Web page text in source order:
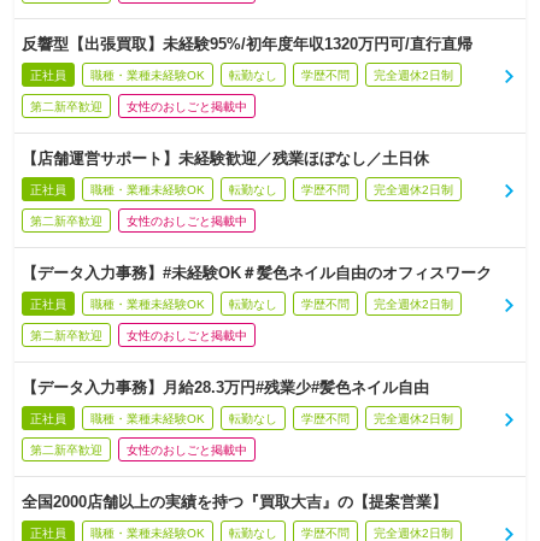
反響型【出張買取】未経験95%/初年度年収1320万円可/直行直帰
正社員 職種・業種未経験OK 転勤なし 学歴不問 完全週休2日制
第二新卒歓迎 女性のおしごと掲載中
【店舗運営サポート】未経験歓迎／残業ほぼなし／土日休
正社員 職種・業種未経験OK 転勤なし 学歴不問 完全週休2日制
第二新卒歓迎 女性のおしごと掲載中
【データ入力事務】#未経験OK＃髪色ネイル自由のオフィスワーク
正社員 職種・業種未経験OK 転勤なし 学歴不問 完全週休2日制
第二新卒歓迎 女性のおしごと掲載中
【データ入力事務】月給28.3万円#残業少#髪色ネイル自由
正社員 職種・業種未経験OK 転勤なし 学歴不問 完全週休2日制
第二新卒歓迎 女性のおしごと掲載中
全国2000店舗以上の実績を持つ『買取大吉』の【提案営業】
正社員 職種・業種未経験OK 転勤なし 学歴不問 完全週休2日制